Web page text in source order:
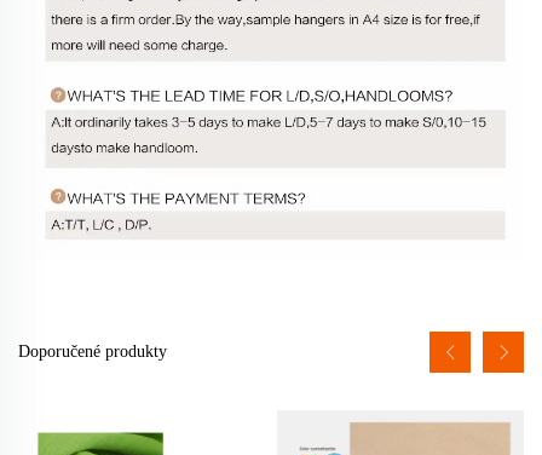
Doporučené produkty